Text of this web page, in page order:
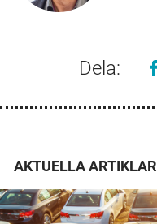
Dela:
AKTUELLA ARTIKLAR